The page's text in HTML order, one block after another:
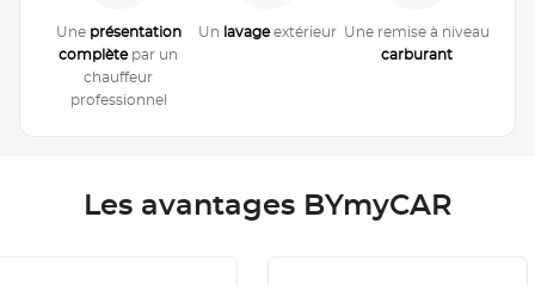
Une présentation
complètepar un
chauffeur
professionnel
Un lavageextérieur Une remise à niveau
carburant
Les avantages BYmyCAR